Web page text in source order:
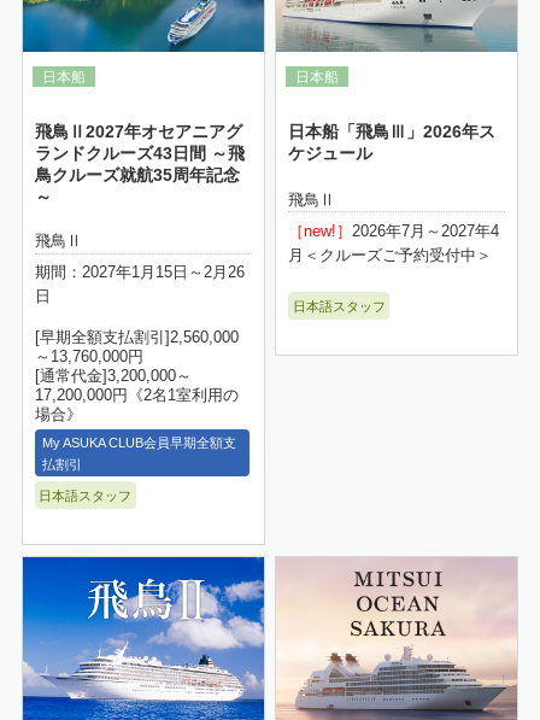
飛鳥Ⅱ2027年オセアニアグ
ランドクルーズ43日間 ～飛
鳥クルーズ就航35周年記念
～
飛鳥Ⅱ
期間：2027年1月15日～2月26
日
[早期全額支払割引]2,560,000
～13,760,000円
[通常代金]3,200,000～
17,200,000円《2名1室利用の
場合》
My ASUKA CLUB会員早期全額支
払割引
日本語スタッフ
日本船「飛鳥Ⅲ」2026年ス
ケジュール
飛鳥Ⅱ
［new!］ 2026年7月～2027年4
月＜クルーズご予約受付中＞
日本語スタッフ